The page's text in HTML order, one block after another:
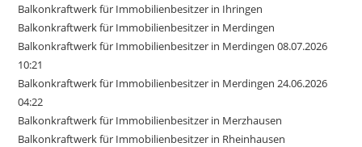
Balkonkraftwerk für Immobilienbesitzer in Ihringen
Balkonkraftwerk für Immobilienbesitzer in Merdingen
Balkonkraftwerk für Immobilienbesitzer in Merdingen 08.07.2026
10:21
Balkonkraftwerk für Immobilienbesitzer in Merdingen 24.06.2026
04:22
Balkonkraftwerk für Immobilienbesitzer in Merzhausen
Balkonkraftwerk für Immobilienbesitzer in Rheinhausen